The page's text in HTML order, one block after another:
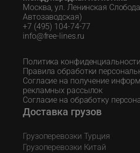
Москва, ул. Ленинская
Автозаводская)
+7 (495) 104-74-77
info@free-lines.ru
Политика конфиденциальности
Правила обработки
Согласие на получение
рекламных рассылок
Согласие на обработку
Доставка грузов
Грузоперевозки Турция
Грузоперевозки Китай